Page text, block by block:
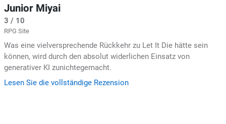
Junior Miyai
3 / 10
RPG Site
Was eine vielversprechende Rückkehr zu Let It Die hätte sein
können, wird durch den absolut widerlichen Einsatz von
generativer KI zunichtegemacht.
Lesen Sie die vollständige Rezension